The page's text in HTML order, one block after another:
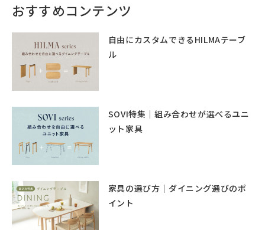
おすすめコンテンツ
自由にカスタムできるHILMAテーブ
ル
SOVI特集｜組み合わせが選べるユニ
ット家具
家具の選び方｜ダイニング選びのポ
イント